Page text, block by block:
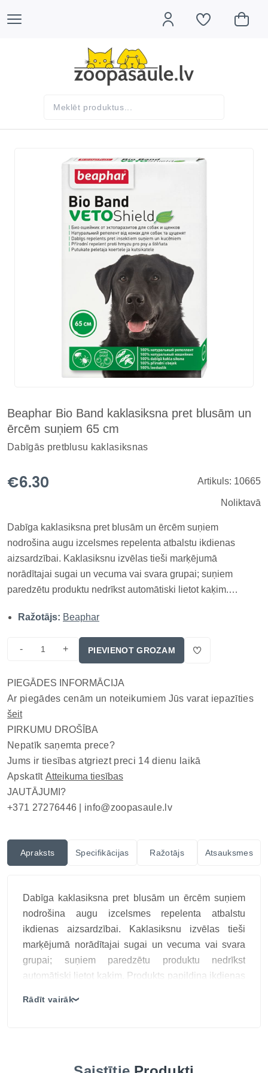
Beaphar Bio Band kaklasiksna pret blusām un
ērcēm suņiem 65 cm
Dabīgās pretblusu kaklasiksnas
€6.30 Artikuls: 10665
Noliktavā
Dabīga kaklasiksna pret blusām un ērcēm suņiem
nodrošina augu izcelsmes repelenta atbalstu ikdienas
aizsardzībai. Kaklasiksnu izvēlas tieši marķējumā
norādītajai sugai un vecuma vai svara grupai; suņiem
paredzētu produktu nedrīkst automātiski lietot kaķim.
invāzijas ārstēšanu ar sugai un svaram atbilstošām
veterinārajām zālēm. Kaklasiksnas form...
Ražotājs: Beaphar
- + PIEVIENOT GROZAM
PIEGĀDES INFORMĀCIJA
Ar piegādes cenām un noteikumiem Jūs varat iepazīties
šeit
PIRKUMU DROŠĪBA
Nepatīk saņemta prece?
Jums ir tiesības atgriezt preci 14 dienu laikā
Apskatīt Atteikuma tiesības
JAUTĀJUMI?
+371 27276446 | info@zoopasaule.lv
Apraksts Specifikācijas Ražotājs Atsauksmes
Dabīga kaklasiksna pret blusām un ērcēm suņiem
nodrošina augu izcelsmes repelenta atbalstu
ikdienas aizsardzībai. Kaklasiksnu izvēlas tieši
marķējumā norādītajai sugai un vecuma vai svara
grupai; suņiem paredzētu produktu nedrīkst
automātiski lietot kaķim. Produkts papildina ikdienas
Augu izcelsmes aromātisko vielu risinājums
Rādīt vairāk❯